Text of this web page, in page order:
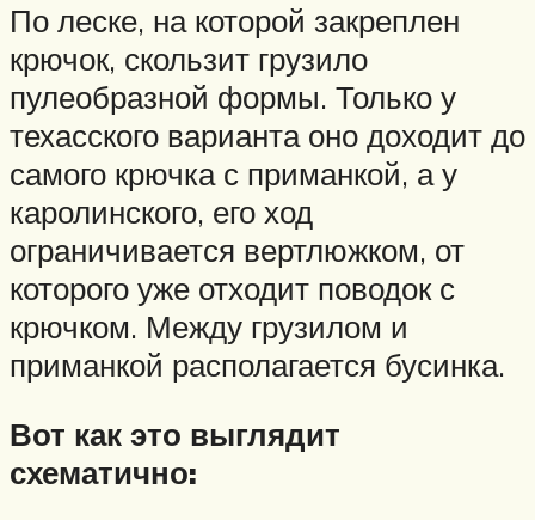
По леске, на которой закреплен
крючок, скользит грузило
пулеобразной формы. Только у
техасского варианта оно доходит до
самого крючка с приманкой, а у
каролинского, его ход
ограничивается вертлюжком, от
которого уже отходит поводок с
крючком. Между грузилом и
приманкой располагается бусинка.
Вот как это выглядит
схематично: